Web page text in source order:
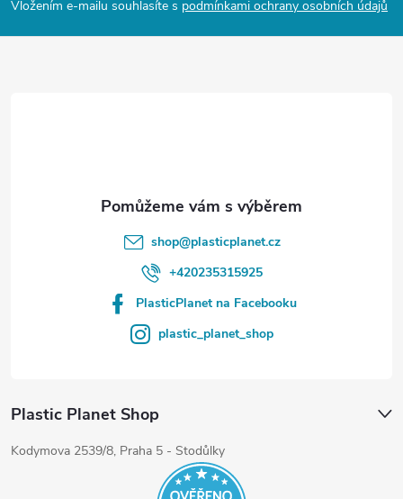
a
Vložením e-mailu souhlasíte s podmínkami ochrany osobních údajů
shop@plasticplanet.cz
+420235315925
PlasticPlanet na Facebooku
plastic_planet_shop
Plastic Planet Shop
Kodymova 2539/8, Praha 5 - Stodůlky